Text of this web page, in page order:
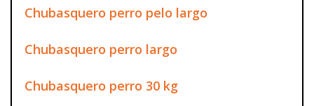
Chubasquero perro pelo largo
Chubasquero perro largo
Chubasquero perro 30 kg